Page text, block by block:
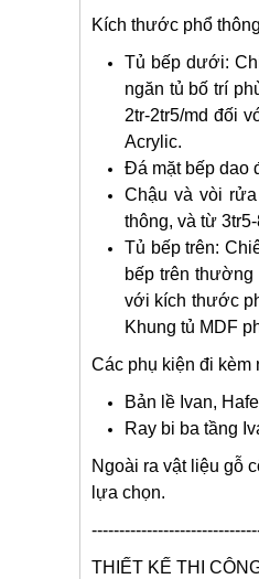
Kích thước phổ
Tủ bếp dưới:
ngăn tủ bố trí
2tr-2tr5/md đối
Acrylic.
Đá mặt bếp dao
Chậu và vòi
thông, và từ
Tủ bếp trên:
bếp trên
với kích thước
Khung tủ MDF
Các phụ kiện đi kèm
Bản lề Ivan,
Ray bi ba tầng
Ngoài ra vật liệu gỗ
lựa chọn.
THIẾT KẾ THI